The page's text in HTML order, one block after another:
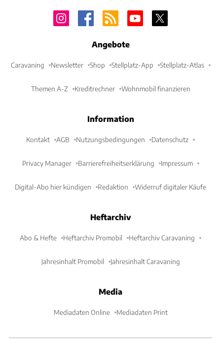
Angebote
Caravaning Newsletter Shop Stellplatz-App Stellplatz-Atlas
Themen A-Z Kreditrechner Wohnmobil finanzieren
Information
Kontakt AGB Nutzungsbedingungen Datenschutz
Privacy Manager Barrierefreiheitserklärung Impressum
Digital-Abo hier kündigen Redaktion Widerruf digitaler Käufe
Heftarchiv
Abo & Hefte Heftarchiv Promobil Heftarchiv Caravaning
Jahresinhalt Promobil Jahresinhalt Caravaning
Media
Mediadaten Online Mediadaten Print